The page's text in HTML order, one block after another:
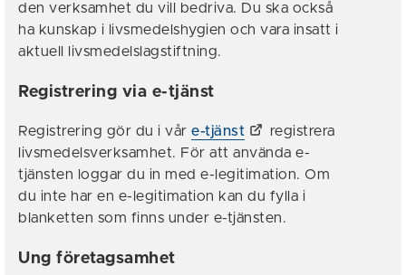
den verksamhet du vill bedriva. Du ska också
ha kunskap i livsmedelshygien och vara insatt i
aktuell livsmedelslagstiftning.
Registrering via e-tjänst
Registrering gör du i vår e-tjänst
registrera
livsmedelsverksamhet. För att använda e-
tjänsten loggar du in med e-legitimation. Om
du inte har en e-legitimation kan du fylla i
blanketten som finns under e-tjänsten.
Ung företagsamhet